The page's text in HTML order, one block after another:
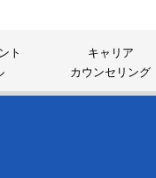
ト
キャリア
カウンセリング